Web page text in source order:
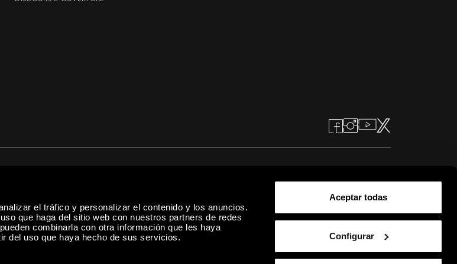
el tráfico y personalizar el contenido y los anuncios.
que haga del sitio web con nuestros partners de redes
combinarla con otra información que les haya
del uso que haya hecho de sus servicios.
Aceptar todas
Configurar